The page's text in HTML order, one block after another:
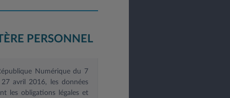
PERSONNEL
Numérique du 7
avril 2016, les données
les obligations légales et